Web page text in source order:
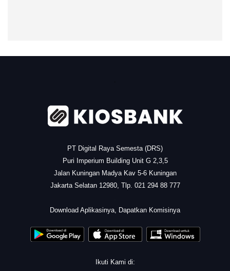
PT Digital Raya Semesta (DRS)
Puri Imperium Building Unit G 2,3,5
Jalan Kuningan Madya Kav 5-6 Kuningan
Jakarta Selatan 12980, Tlp. 021 294 88 777
Download Aplikasinya, Dapatkan Komisinya
Ikuti Kami di: